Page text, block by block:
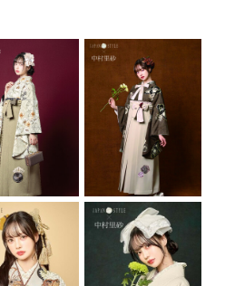
となります。アルバムは含まれませ
残しておきたい方には
す。ご希望の方は店舗にてお声がけ
生します.